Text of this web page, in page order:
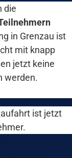
die
in Grenzau ist
mit knapp
jetzt keine
werden.
ist jetzt